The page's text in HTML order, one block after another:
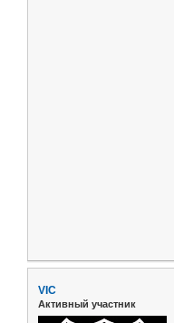
VIC
Активный участник